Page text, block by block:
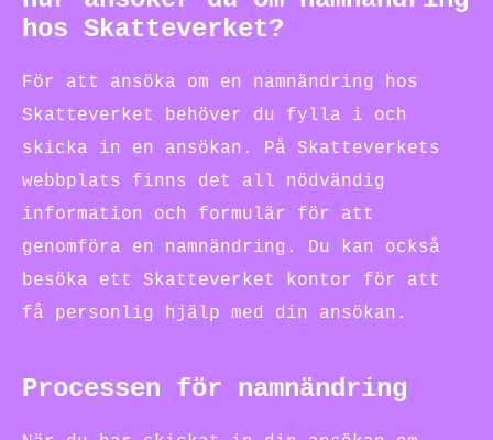
hos Skatteverket?
För att ansöka om en namnändring hos
Skatteverket behöver du fylla i och
skicka in en ansökan. På Skatteverkets
webbplats finns det all nödvändig
information och formulär för att
genomföra en namnändring. Du kan också
besöka ett Skatteverket kontor för att
få personlig hjälp med din ansökan.
Processen för namnändring